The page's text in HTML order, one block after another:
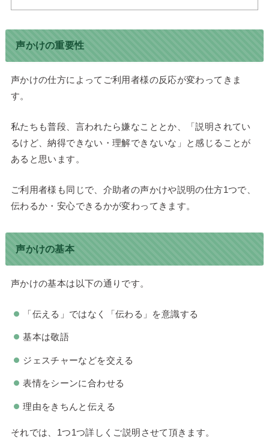
声かけの重要性
声かけの仕方によってご利用者様の反応が変わってきま
す。
私たちも普段、言われたら嫌なこととか、「説明されてい
るけど、納得できない・理解できないな」と感じることが
あると思います。
ご利用者様も同じで、介助者の声かけや説明の仕方1つで、
伝わるか・安心できるかが変わってきます。
声かけの基本
声かけの基本は以下の通りです。
「伝える」ではなく「伝わる」を意識する
基本は敬語
ジェスチャーなどを交える
表情をシーンに合わせる
理由をきちんと伝える
それでは、1つ1つ詳しくご説明させて頂きます。